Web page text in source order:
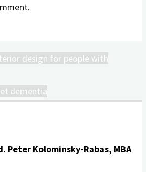
design for people with
dementia
Peter Kolominsky-Rabas, MBA